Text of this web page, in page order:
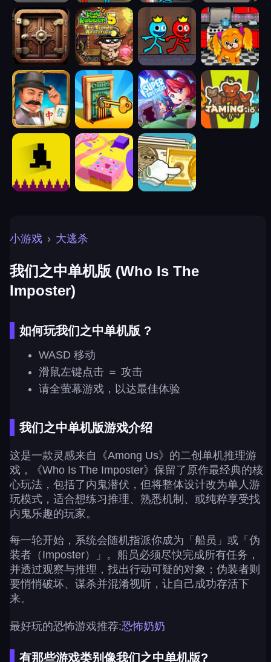
小游戏 › 大逃杀
我们之中单机版 (Who Is The
Imposter)
如何玩我们之中单机版 ?
WASD 移动
滑鼠左键点击 ＝ 攻击
请全萤幕游戏，以达最佳体验
我们之中单机版游戏介绍
这是一款灵感来自《Among Us》的二创单机推理游
戏，《Who Is The Imposter》保留了原作最经典的核
心玩法，包括了内鬼潜伏，但将整体设计改为单人游
玩模式，适合想练习推理、熟悉机制、或纯粹享受找
内鬼乐趣的玩家。
每一轮开始，系统会随机指派你成为「船员」或「伪
装者（Imposter）」。船员必须尽快完成所有任务，
并透过观察与推理，找出行动可疑的对象；伪装者则
要悄悄破坏、谋杀并混淆视听，让自己成功存活下
来。
最好玩的恐怖游戏推荐:恐怖奶奶
有那些游戏类别像我们之中单机版?